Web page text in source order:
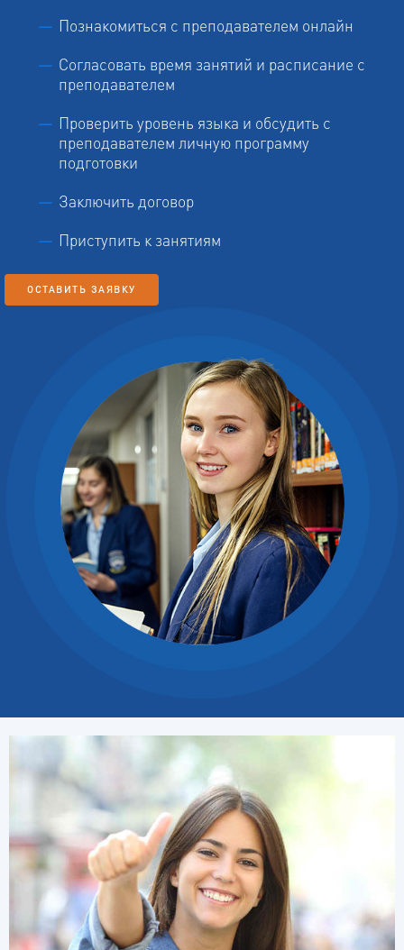
Познакомиться с преподавателем онлайн
Согласовать время занятий и расписание с
преподавателем
Проверить уровень языка и обсудить с
преподавателем личную программу
подготовки
Заключить договор
Приступить к занятиям
ОСТАВИТЬ ЗАЯВКУ